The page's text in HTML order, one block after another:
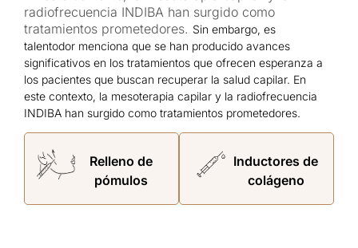
radiofrecuencia INDIBA han surgido como
tratamientos prometedores. Sin embargo, es
talentodor menciona que se han producido avances
significativos en los tratamientos que ofrecen esperanza a
los pacientes que buscan recuperar la salud capilar. En
este contexto, la mesoterapia capilar y la radiofrecuencia
INDIBA han surgido como tratamientos prometedores.
Relleno de
pómulos
Inductores de
colágeno